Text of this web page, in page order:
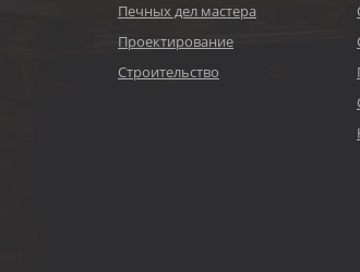
Печных дел мастера
Проектирование
Строительство